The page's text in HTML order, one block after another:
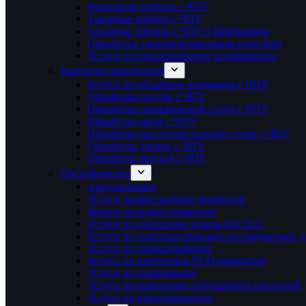
Фрезерные работы с ЧПУ
Токарные работы с ЧПУ
Токарные работы с ЧПУ в Швейцарии
Обработка электроэрозионным способом
Услуги по прецизионному шлифованию
Варианты материалов
Услуги по обработке алюминия с ЧПУ
Обработка латуни с ЧПУ
Обработка нержавеющей стали с ЧПУ
Обработка меди с ЧПУ
Обработка инструментальной стали с ЧПУ
Обработка титана с ЧПУ
Обработка магния с ЧПУ
Постобработка
Анодирование
Услуги дробеструйной обработки
Черное оксидное покрытие
Услуги по нанесению покрытий DLC
Услуги по электрополировке нестандартных
Услуги по термообработке
Услуги по нанесению PVD-покрытий
Услуги по цинкованию
Услуги по нанесению порошковых покрытий
Услуги по никелированию